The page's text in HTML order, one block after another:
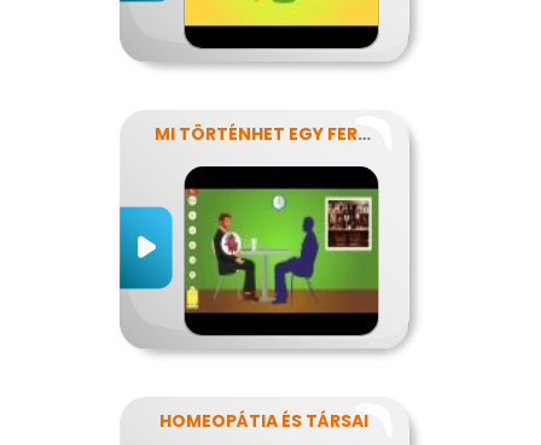
MI TÖRTÉNHET EGY FERDE ÉJSZAKÁN?
HOMEOPÁTIA ÉS TÁRSAI